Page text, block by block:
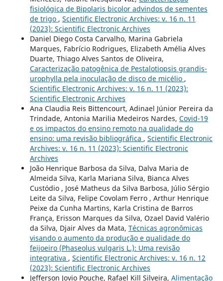
fisiológica de Bipolaris bicolor advindos de sementes
de trigo , Scientific Electronic Archives: v. 16 n. 11
(2023): Scientific Electronic Archives
Daniel Diego Costa Carvalho, Marina Gabriela
Marques, Fabrício Rodrigues, Elizabeth Amélia Alves
Duarte, Thiago Alves Santos de Oliveira,
Caracterização patogênica de Pestalotiopsis grandis-
urophylla pela inoculação de disco de micélio ,
Scientific Electronic Archives: v. 16 n. 11 (2023):
Scientific Electronic Archives
Ana Claudia Reis Bittencourt, Adinael Júnior Pereira da
Trindade, Antonia Marilia Medeiros Nardes, Covid-19
e os impactos do ensino remoto na qualidade do
ensino: uma revisão bibliográfica , Scientific Electronic
Archives: v. 16 n. 11 (2023): Scientific Electronic
Archives
João Henrique Barbosa da Silva, Dalva Maria de
Almeida Silva, Karla Mariana Silva, Bianca Alves
Custódio , José Matheus da Silva Barbosa, Júlio Sérgio
Leite da Silva, Felipe Covolam Ferro , Arthur Henrique
Peixe da Cunha Martins, Karla Cristina de Barros
França, Erisson Marques da Silva, Ozael David Valério
da Silva, Djair Alves da Mata, Técnicas agronômicas
visando o aumento da produção e qualidade do
feijoeiro (Phaseolus vulgaris L.): Uma revisão
integrativa , Scientific Electronic Archives: v. 16 n. 12
(2023): Scientific Electronic Archives
Jefferson Jovio Pouche, Rafael Kill Silveira, Alimentação